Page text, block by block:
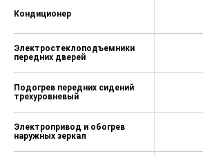
Кондиционер
Электростеклоподъемники
передних дверей
Подогрев передних сидений
трехуровневый
Электропривод и обогрев
наружных зеркал